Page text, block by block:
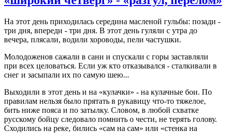
На этот день приходилась середина масленой гульбы: позади -
три дня, впереди - три дня. В этот день гуляли с утра до
вечера, плясали, водили хороводы, пели частушки.
Молодоженов сажали в сани и спускали с горы заставляли
при всех целоваться. Если уж кто отказывался - сталкивали в
снег и за­сыпали их по самую шею...
Выходили в этот день и на «кулачки» - на кулачные бои. По
правилам нельзя было прятать в рукавицу что-то тяжелое,
бить ниже пояса и по затылку. Словом, в любой схватке
русскому бойцу следовало помнить о чести, не терять голову.
Сходились на реке, бились «сам на сам» или «стенка на